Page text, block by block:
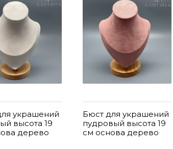
украшений
высота 19
дерево
Бюст для украшений
пудровый высота 19
см основа дерево